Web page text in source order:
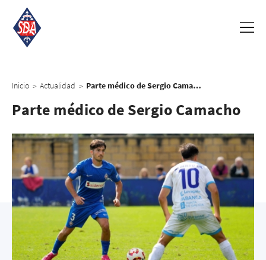
Inicio > Actualidad > Parte médico de Sergio Camacho
Parte médico de Sergio Camacho